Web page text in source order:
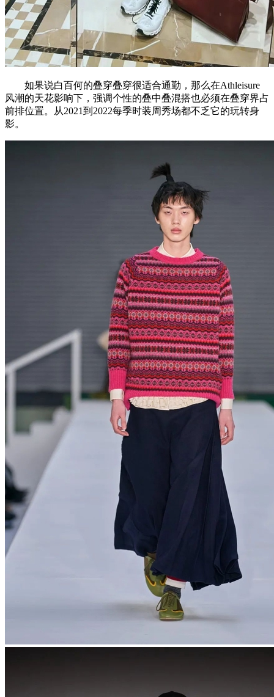
如果说白百何的叠穿叠穿很适合通勤，那么在Athleisure
风潮的天花影响下，强调个性的叠中叠混搭也必须在叠穿界占
前排位置。从2021到2022每季时装周秀场都不乏它的玩转身
影。